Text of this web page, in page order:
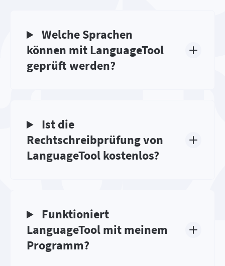
Welche Sprachen
können mit LanguageTool
geprüft werden?
Ist die
Rechtschreibprüfung von
LanguageTool kostenlos?
Funktioniert
LanguageTool mit meinem
Programm?